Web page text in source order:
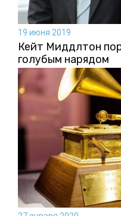
19 июня 2019
Кейт Миддлтон
голубым нарядом